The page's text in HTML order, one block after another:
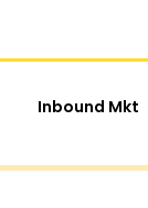
Inbound Mkt